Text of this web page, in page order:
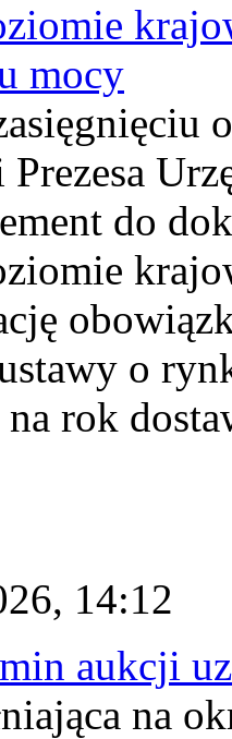
mocy
do
o
na rok
14:12
aukcji
na